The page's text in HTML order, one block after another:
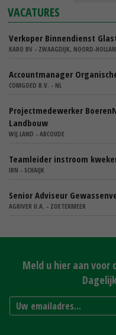
VACATURES
Verkoper Binnendienst
KARO BV - ZWAAGDIJK, NOORD-
Accountmanager
COMGOED B.V. - NL
Projectmedewerker
Landbouw
WIJ.LAND - ABCOUDE
Teamleider instroom
IBN - SCHAIJK
Senior Adviseur
AGRIVER U.A. - ZOETERMEER
Meld u hier aan voor